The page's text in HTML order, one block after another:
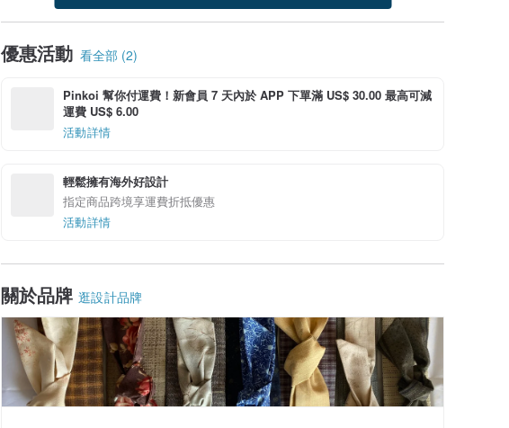
優惠活動 看全部 (2)
Pinkoi 幫你付運費！新會員 7 天內於 APP 下單滿 US$ 30.00 最高可減
運費 US$ 6.00
活動詳情
輕鬆擁有海外好設計
指定商品跨境享運費折抵優惠
活動詳情
關於品牌 逛設計品牌